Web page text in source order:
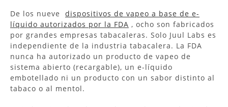
De los nueve dispositivos de vapeo a base de e-
líquido autorizados por la FDA , ocho son fabricados
por grandes empresas tabacaleras. Solo Juul Labs es
independiente de la industria tabacalera. La FDA
nunca ha autorizado un producto de vapeo de
sistema abierto (recargable), un e-líquido
embotellado ni un producto con un sabor distinto al
tabaco o al mentol.